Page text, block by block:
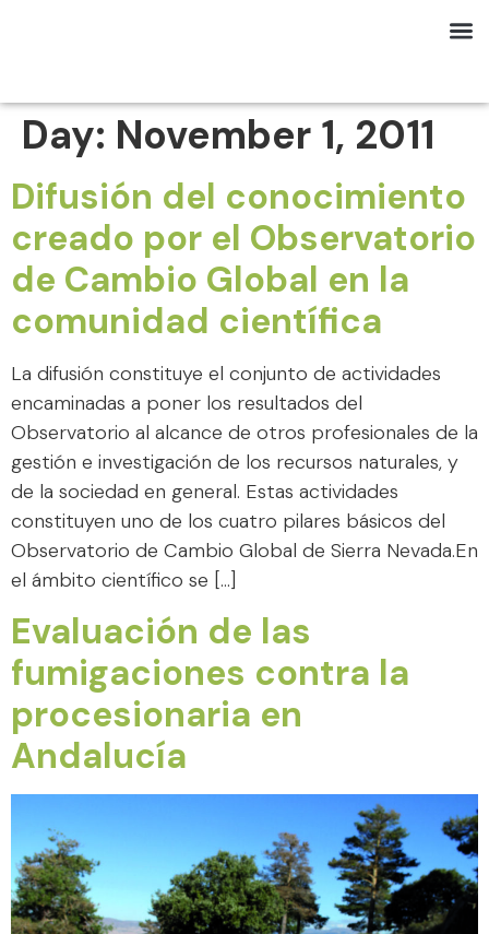
Day: November 1, 2011
Difusión del conocimiento
creado por el Observatorio
de Cambio Global en la
comunidad científica
La difusión constituye el conjunto de actividades
encaminadas a poner los resultados del
Observatorio al alcance de otros profesionales de la
gestión e investigación de los recursos naturales, y
de la sociedad en general. Estas actividades
constituyen uno de los cuatro pilares básicos del
Observatorio de Cambio Global de Sierra Nevada.En
el ámbito científico se […]
Evaluación de las
fumigaciones contra la
procesionaria en
Andalucía